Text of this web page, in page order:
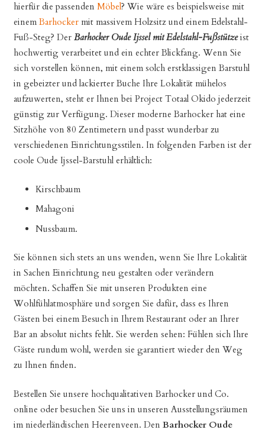
hierfür die passenden Möbel? Wie wäre es beispielsweise mit
einemBarhockermit massivem Holzsitz und einem Edelstahl-
Fuß-Steg? Der Barhocker Oude Ijssel mit Edelstahl-Fußstützeist
hochwertig verarbeitet und ein echter Blickfang. Wenn Sie
sich vorstellen können, mit einem solch erstklassigen Barstuhl
in gebeizter und lackierter Buche Ihre Lokalität mühelos
aufzuwerten, steht er Ihnen bei Project Totaal Okido jederzeit
günstig zur Verfügung. Dieser moderne Barhocker hat eine
Sitzhöhe von 80 Zentimetern und passt wunderbar zu
verschiedenen Einrichtungsstilen. In folgenden Farben ist der
coole Oude Ijssel-Barstuhl erhältlich:
Kirschbaum
Mahagoni
Nussbaum.
Sie können sich stets an uns wenden, wenn Sie Ihre Lokalität
in Sachen Einrichtung neu gestalten oder verändern
möchten. Schaffen Sie mit unseren Produkten eine
Wohlfühlatmosphäre und sorgen Sie dafür, dass es Ihren
Gästen bei einem Besuch in Ihrem Restaurant oder an Ihrer
Bar an absolut nichts fehlt. Sie werden sehen: Fühlen sich Ihre
Gäste rundum wohl, werden sie garantiert wieder den Weg
zu Ihnen finden.
Bestellen Sie unsere hochqualitativen Barhocker und Co.
online oder besuchen Sie uns in unseren Ausstellungsräumen
im niederländischen Heerenveen. Den Barhocker Oude